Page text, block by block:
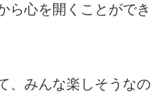
ら心を開くことができ
、みんな楽しそうなの